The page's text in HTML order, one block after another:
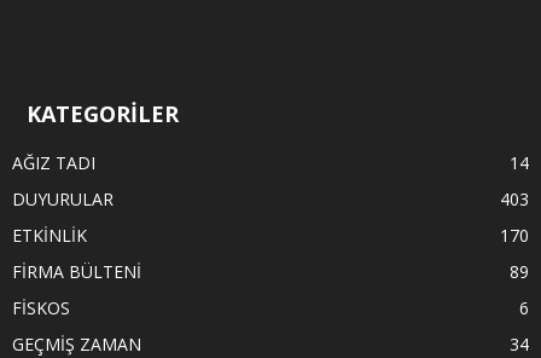
KATEGORİLER
AĞIZ TADI
14
DUYURULAR
403
ETKİNLİK
170
FİRMA BÜLTENİ
89
FİSKOS
6
GEÇMİŞ ZAMAN
34